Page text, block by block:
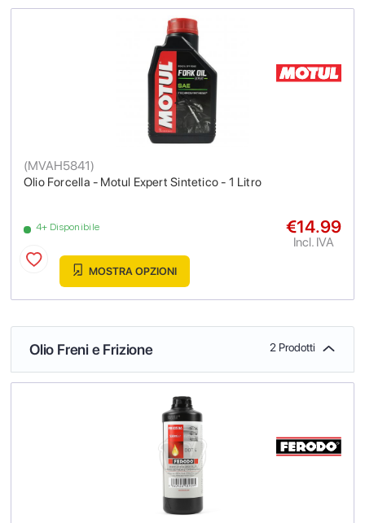
Olio Forcella - Motul Expert Sintetico - 1 Litro
(MVAH5841)
4+ Disponibile €14.99
Incl. IVA
MOSTRA OPZIONI
Olio Freni e Frizione 2 Prodotti